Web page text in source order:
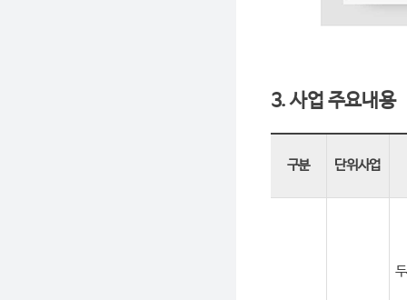
3. 사업 주요내용
구분 단위사업